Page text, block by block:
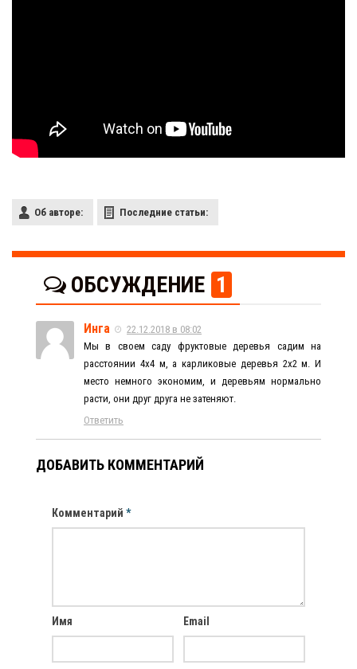
Об авторе: Последние статьи:
ОБСУЖДЕНИЕ 1
Инга
22.12.2018 в 08:02
Мы в своем саду фруктовые деревья садим на
расстоянии 4х4 м, а карликовые деревья 2х2 м. И
место немного экономим, и деревьям нормально
расти, они друг друга не затеняют.
Ответить
ДОБАВИТЬ КОММЕНТАРИЙ
Комментарий *
Имя Email